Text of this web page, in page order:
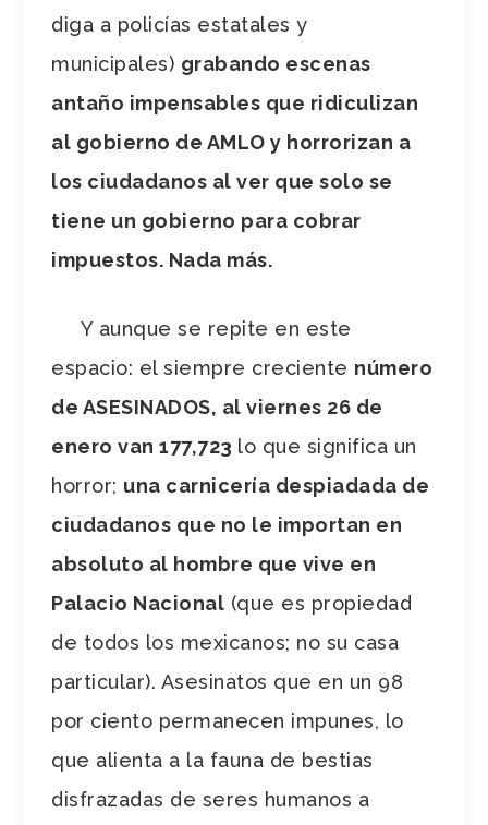
diga a policías estatales y
municipales) grabando escenas
antaño impensables que ridiculizan
al gobierno de AMLO y horrorizan a
los ciudadanos al ver que solo se
tiene un gobierno para cobrar
impuestos. Nada más.
Y aunque se repite en este
espacio: el siempre creciente número
de ASESINADOS, al viernes 26 de
enero van 177,723 lo que significa un
horror; una carnicería despiadada de
ciudadanos que no le importan en
absoluto al hombre que vive en
Palacio Nacional (que es propiedad
de todos los mexicanos; no su casa
particular). Asesinatos que en un 98
por ciento permanecen impunes, lo
que alienta a la fauna de bestias
disfrazadas de seres humanos a